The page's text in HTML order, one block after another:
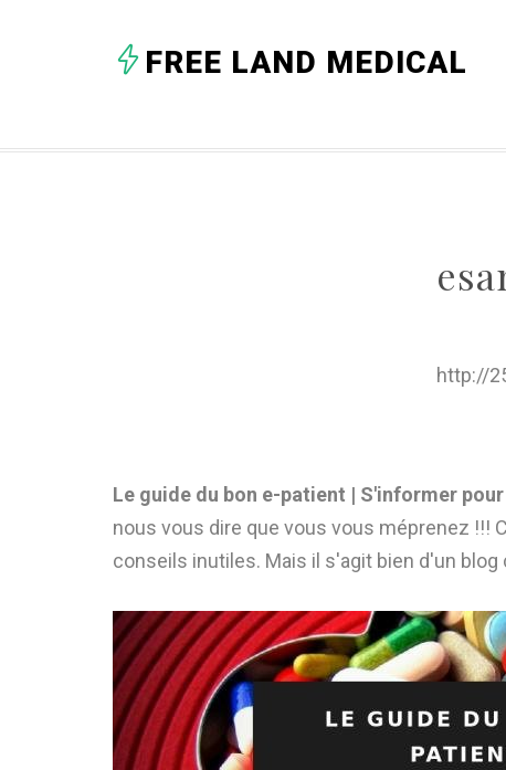
FREE LAND MEDICAL
http://
Le guide du bon e-patient | S'informer
nous vous dire que vous vous méprenez !!!
conseils inutiles. Mais il s'agit bien d'un blog